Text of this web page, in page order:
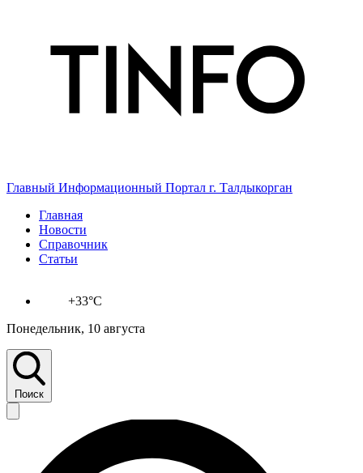
Главный Информационный Портал г. Талдыкорган
Главная
Новости
Справочник
Статьи
+33°C
Понедельник, 10 августа
Поиск